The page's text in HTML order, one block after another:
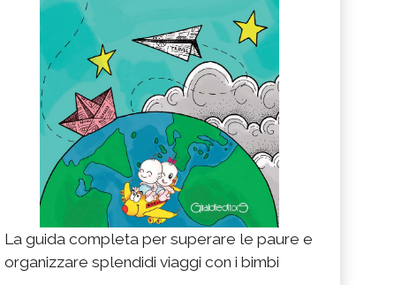
La guida completa per superare le paure e
organizzare splendidi viaggi con i bimbi